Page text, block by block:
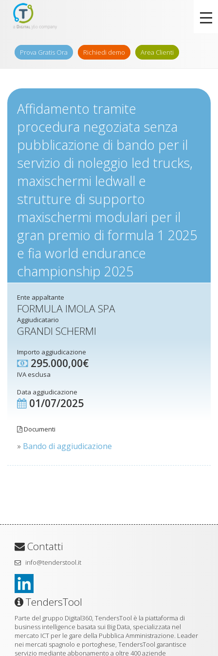
Prova Gratis Ora Richiedi demo Area Clienti
Affidamento tramite
procedura negoziata senza
pubblicazione di bando per il
servizio di noleggio led trucks,
maxischermi ledwall e
strutture di supporto
maxischermi modulari per il
gran premio di formula 1 2025
e fia world endurance
championship 2025
Ente appaltante
FORMULA IMOLA SPA
Aggiudicatario
GRANDI SCHERMI
Importo aggiudicazione
295.000,00€
IVA esclusa
Data aggiudicazione
01/07/2025
Documenti
» Bando di aggiudicazione
Contatti
info@tenderstool.it
TendersTool
Parte del gruppo Digital360, TendersTool è la piattaforma di
business intelligence basata sui Big Data, specializzata nel
mercato ICT per le gare della Pubblica Amministrazione. Leader
nei mercati spagnolo e portoghese, TendersTool garantisce
servizio mediante abbonamento a oltre 400 aziende